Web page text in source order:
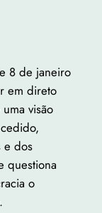
8 de janeiro
em direto
visão
e dos
questiona
o